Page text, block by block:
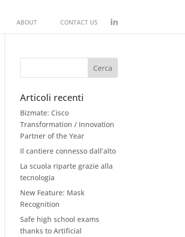
ABOUT CONTACT US
Articoli recenti
Bizmate: Cisco
Transformation / Innovation
Partner of the Year
Il cantiere connesso dall’alto
La scuola riparte grazie alla
tecnologia
New Feature: Mask
Recognition
Safe high school exams
thanks to Artificial